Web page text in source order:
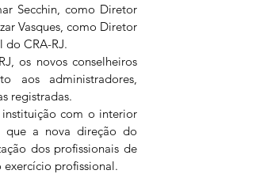
Secchin, como Diretor
Vasques, como Diretor
CRA-RJ.
os novos conselheiros
aos administradores,
registradas.
com o interior
que a nova direção do
dos profissionais de
profissional.